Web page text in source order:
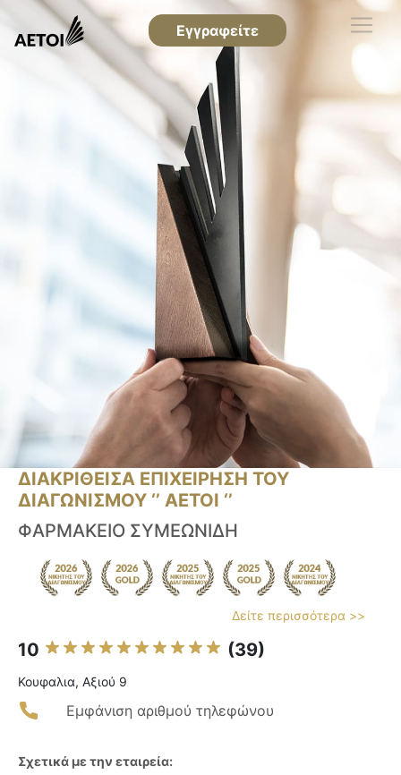
Εγγραφείτε
ΔΙΑΚΡΙΘΕΙΣΑ ΕΠΙΧΕΙΡΗΣΗ ΤΟΥ
ΔΙΑΓΩΝΙΣΜΟΥ ‘’ ΑΕΤΟΙ ‘’
ΦΑΡΜΑΚΕΙΟ ΣΥΜΕΩΝΙΔΗ
Δείτε περισσότερα >>
10 (39)
Κουφαλια, Αξιού 9
Εμφάνιση αριθμού τηλεφώνου
Σχετικά με την εταιρεία: